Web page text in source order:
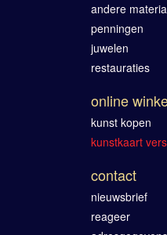
andere
penningen
juwelen
restauraties
online
kunst kopen
kunstkaart
contact
nieuwsbrief
reageer